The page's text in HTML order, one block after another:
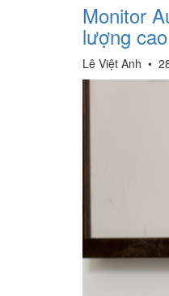
Monitor
lượng cao
Lê Việt Anh •